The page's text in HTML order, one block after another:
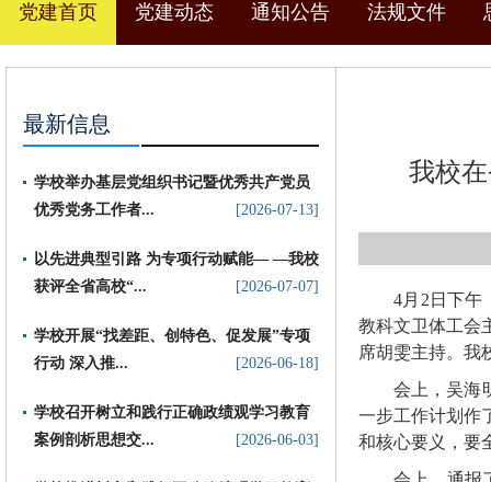
党建首页 党建动态 通知公告 法规文件
最新信息
学校举办基层党组织书记暨优秀共产党员
优秀党务工作者...
[2026-07-13]
以先进典型引路 为专项行动赋能— —我校
获评全省高校“...
[2026-07-07]
​学校开展“找差距、创特色、促发展”专项
行动 深入推...
[2026-06-18]
学校召开树立和践行正确政绩观学习教育
案例剖析思想交...
[2026-06-03]
我校
4月2日下午
教科文卫体工会
席胡雯主持。我
会上，吴海
一步工作计划作
和核心要义，要